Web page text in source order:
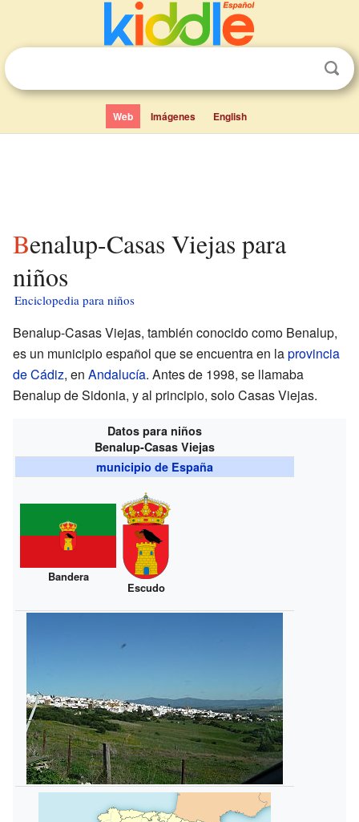
Web Imágenes English
Benalup-Casas Viejas para
niños
Enciclopedia para niños
Benalup-Casas Viejas, también conocido como Benalup,
es un municipio español que se encuentra en laprovincia
de Cádiz, en Andalucía. Antes de 1998, se llamaba
Benalup de Sidonia, y al principio, solo Casas Viejas.
Datos para niños
Benalup-Casas Viejas
municipio de España
Bandera
Escudo